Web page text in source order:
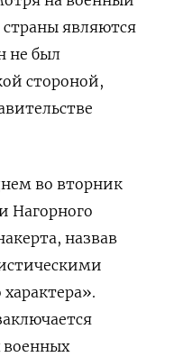
являются
не был
стороной,
во вторник
Нагорного
назвав
военных